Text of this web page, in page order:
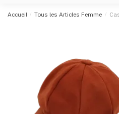
Accueil / Tous les Articles Femme /